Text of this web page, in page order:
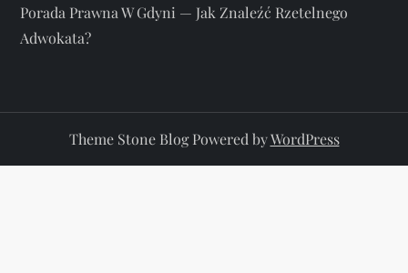
Porada Prawna W Gdyni — Jak Znaleźć Rzetelnego
Adwokata?
Theme Stone Blog Powered byWordPress